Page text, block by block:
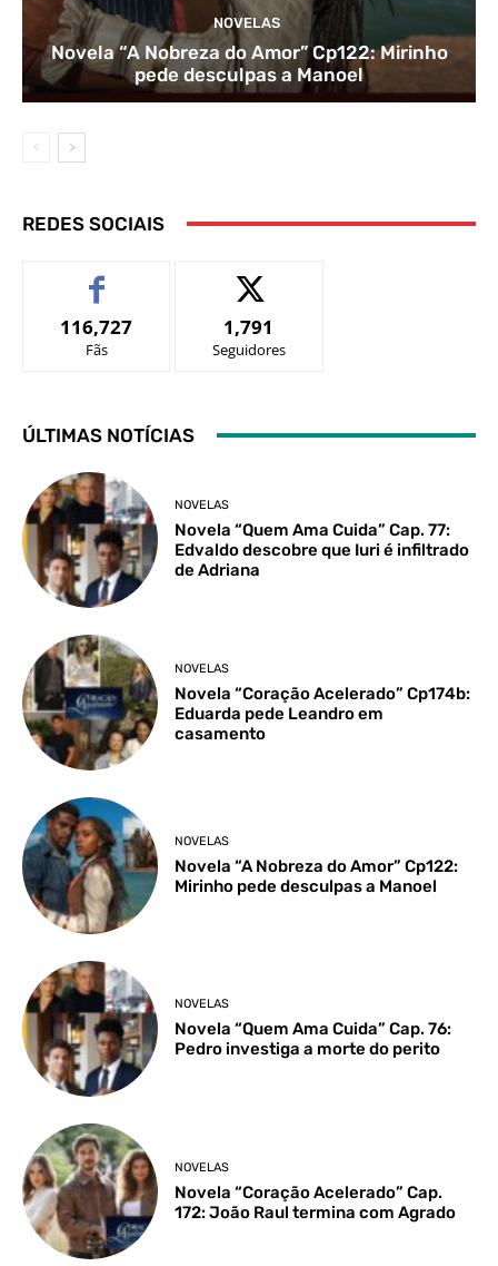
NOVELAS
Novela “A Nobreza do Amor” Cp122: Mirinho
pede desculpas a Manoel
REDES SOCIAIS
116,727
Fãs
1,791
Seguidores
ÚLTIMAS NOTÍCIAS
NOVELAS
Novela “Quem Ama Cuida” Cap. 77:
Edvaldo descobre que Iuri é infiltrado
de Adriana
NOVELAS
Novela “Coração Acelerado” Cp174b:
Eduarda pede Leandro em
casamento
NOVELAS
Novela “A Nobreza do Amor” Cp122:
Mirinho pede desculpas a Manoel
NOVELAS
Novela “Quem Ama Cuida” Cap. 76:
Pedro investiga a morte do perito
NOVELAS
Novela “Coração Acelerado” Cap.
172: João Raul termina com Agrado